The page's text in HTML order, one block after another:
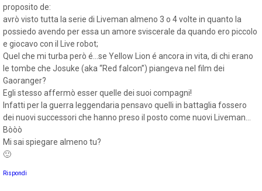
proposito de:
avrò visto tutta la serie di Liveman almeno 3 o 4 volte in quanto la
possiedo avendo per essa un amore sviscerale da quando ero piccolo
e giocavo con il Live robot;
Quel che mi turba però é…se Yellow Lion é ancora in vita, di chi erano
le tombe che Josuke (aka “Red falcon”) piangeva nel film dei
Gaoranger?
Egli stesso affermò esser quelle dei suoi compagni!
Infatti per la guerra leggendaria pensavo quelli in battaglia fossero
dei nuovi successori che hanno preso il posto come nuovi Liveman…
Bòòò
Mi sai spiegare almeno tu?
🙂
Rispondi